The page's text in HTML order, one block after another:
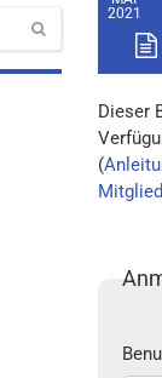
2021
Dieser
(